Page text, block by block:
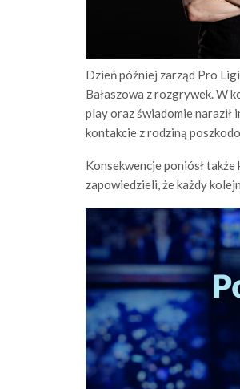
Dzień później zarząd Pro
Bałaszowa z rozgrywek. W
play oraz świadomie naraził
kontakcie z rodziną
Konsekwencje poniósł
zapowiedzieli, że każdy